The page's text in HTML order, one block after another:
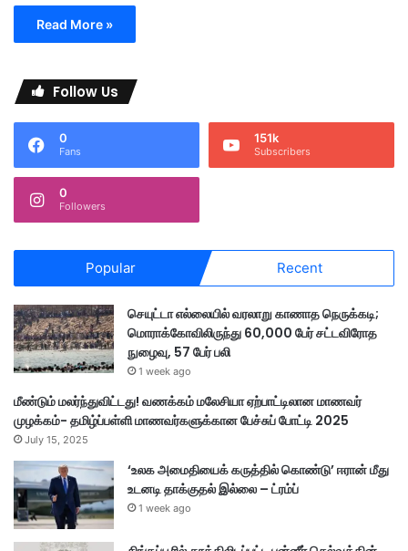
Read More »
Follow Us
0
Fans
151k
Subscribers
0
Followers
Popular Recent
செயுட்டா எல்லையில் வரலாறு காணாத நெருக்கடி;
மொராக்கோவிலிருந்து 60,000 பேர் சட்டவிரோத
நுழைவு, 57 பேர் பலி
1 week ago
மீண்டும் மலர்ந்துவிட்டது! வணக்கம் மலேசியா ஏற்பாட்டிலான மாணவர்
முழக்கம்- தமிழ்ப்பள்ளி மாணவர்களுக்கான பேச்சுப் போட்டி 2025
July 15, 2025
‘உலக அமைதியைக் கருத்தில் கொண்டு’ ஈரான் மீது
உடனடி தாக்குதல் இல்லை – ட்ரம்ப்
1 week ago